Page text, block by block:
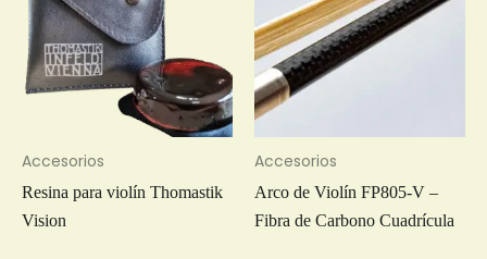
Accesorios
Resina para violín Thomastik
Vision
Accesorios
Arco de Violín FP805-V –
Fibra de Carbono Cuadrícula